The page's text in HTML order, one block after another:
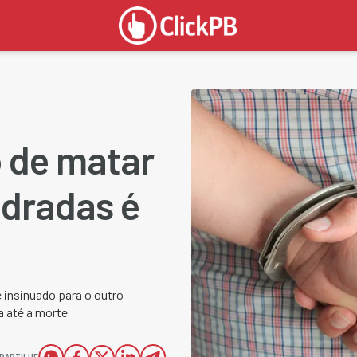
matar
é
insinuado para o outro
até a morte